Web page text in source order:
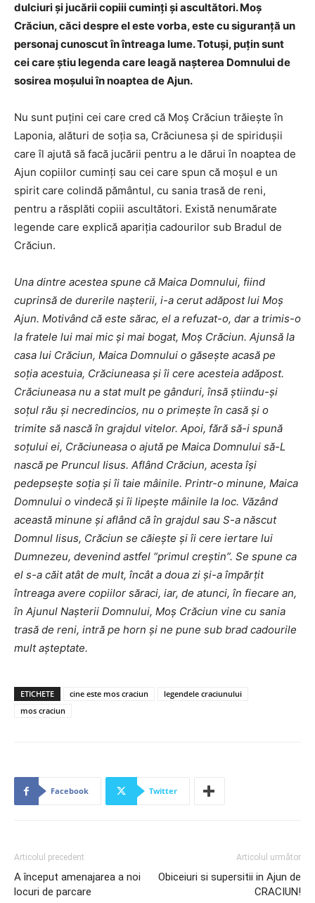
dulciuri și jucării copiii cuminți și ascultători. Moș
Crăciun, căci despre el este vorba, este cu siguranță un
personaj cunoscut în întreaga lume. Totuși, puțin sunt
cei care știu legenda care leagă nașterea Domnului de
sosirea moșului în noaptea de Ajun.
Nu sunt puțini cei care cred că Moș Crăciun trăiește în
Laponia, alături de soția sa, Crăciunesa și de spiridușii
care îl ajută să facă jucării pentru a le dărui în noaptea de
Ajun copiilor cuminţi sau cei care spun că moșul e un
spirit care colindă pământul, cu sania trasă de reni,
pentru a răsplăti copiii ascultători. Există nenumărate
legende care explică apariția cadourilor sub Bradul de
Crăciun.
Una dintre acestea spune că Maica Domnului, fiind
cuprinsă de durerile nașterii, i-a cerut adăpost lui Moș
Ajun. Motivând că este sărac, el a refuzat-o, dar a trimis-o
la fratele lui mai mic și mai bogat, Moș Crăciun. Ajunsă la
casa lui Crăciun, Maica Domnului o găsește acasă pe
soția acestuia, Crăciuneasa și îi cere acesteia adăpost.
Crăciuneasa nu a stat mult pe gânduri, însă știindu-și
soţul rău și necredincios, nu o primește în casă și o
trimite să nască în grajdul vitelor. Apoi, fără să-i spună
soțului ei, Crăciuneasa o ajută pe Maica Domnului să-L
nască pe Pruncul Iisus. Aflând Crăciun, acesta își
pedepsește soția și îi taie mâinile. Printr-o minune, Maica
Domnului o vindecă și îi lipește mâinile la loc. Văzând
această minune și aflând că în grajdul sau S-a născut
Domnul Iisus, Crăciun se căiește și îi cere iertare lui
Dumnezeu, devenind astfel “primul creștin”. Se spune ca
el s-a căit atât de mult, încât a doua zi și-a împărțit
întreaga avere copiilor săraci, iar, de atunci, în fiecare an,
în Ajunul Nașterii Domnului, Moș Crăciun vine cu sania
trasă de reni, intră pe horn și ne pune sub brad cadourile
mult așteptate.
ETICHETE cine este mos craciun
legendele craciunului
mos craciun
Facebook Twitter
Articolul precedent
A început amenajarea a noi
locuri de parcare
Articolul următor
Obiceiuri si supersitii in Ajun de
CRACIUN!